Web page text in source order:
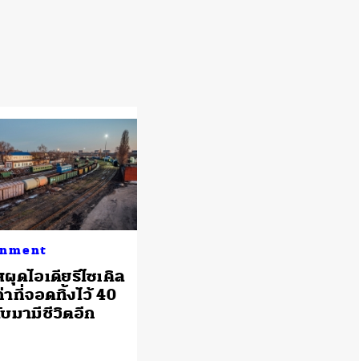
ดไอเดียรีไซเคิล
าที่จอดทิ้งไว้ 40
มามีชีวิตอีก